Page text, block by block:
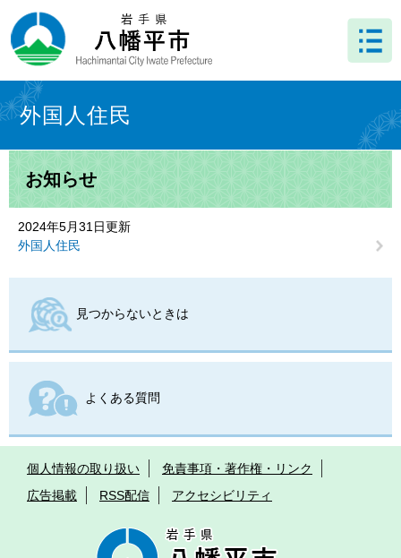
ー
ジ
先
頭
で
ニ
ュ
を
飛
ば
文 外国人住民
お知らせ
2024年5月31日更新
外国人住民
見つからないときは
よくある質問
個人情報の取り扱い
免責事項・著作権・リンク
広告掲載
RSS配信 アクセシビリティ